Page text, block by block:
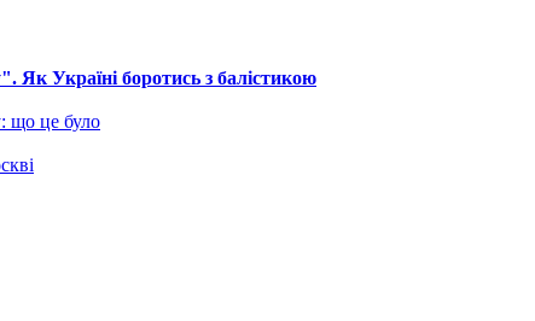
Як Україні боротись з балістикою
що це було